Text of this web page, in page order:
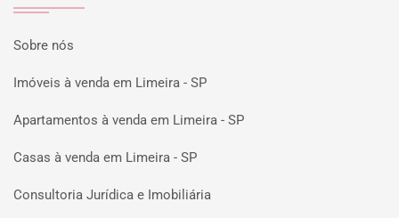
Sobre nós
Imóveis à venda em Limeira - SP
Apartamentos à venda em Limeira - SP
Casas à venda em Limeira - SP
Consultoria Jurídica e Imobiliária